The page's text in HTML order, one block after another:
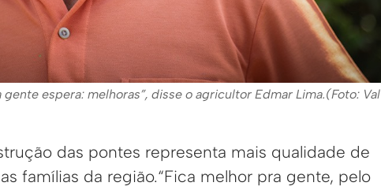
espera: melhoras”, disse o agricultor Edmar Lima.(Foto: Val
das pontes representa mais qualidade de
famílias da região.“Fica melhor pra gente, pelo